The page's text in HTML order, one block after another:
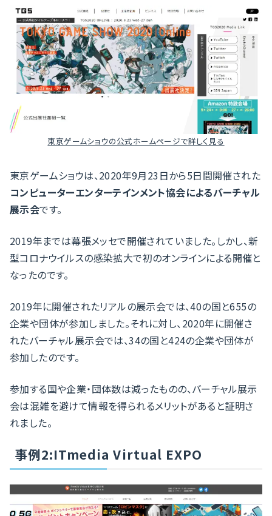
東京ゲームショウの公式ホームページで詳しく見る
東京ゲームショウは、2020年9月23日から5日間開催された
コンピューターエンターテインメント協会によるバーチャル
展示会です。
2019年までは幕張メッセで開催されていました。しかし、新
型コロナウイルスの感染拡大で初のオンラインによる開催と
なったのです。
2019年に開催されたリアルの展示会では、40の国と655の
企業や団体が参加しました。それに対し、2020年に開催さ
れたバーチャル展示会では、34の国と424の企業や団体が
参加したのです。
参加する国や企業・団体数は減ったものの、バーチャル展示
会は混雑を避けて情報を得られるメリットがあると証明さ
れました。
事例2:ITmedia Virtual EXPO